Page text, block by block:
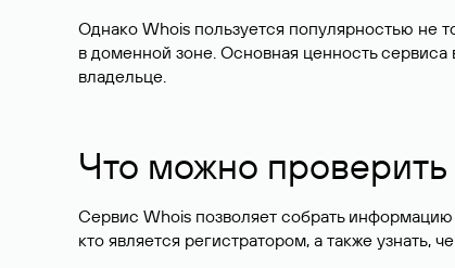
Однако Whois пользуется популярностью не
в доменной зоне. Основная ценность
владельце.
Что можно
Сервис Whois позволяет собрать
кто является регистратором, а также узнать,